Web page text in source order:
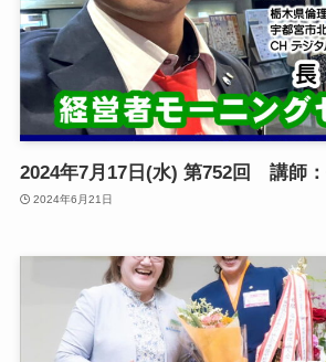
2024年7月17日(水) 第752回 講師
2024年6月21日